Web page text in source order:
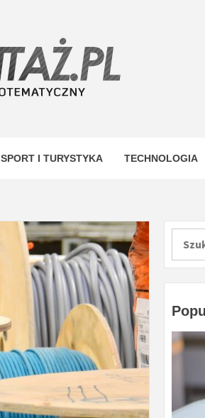
SPORT I TURYSTYKA TECHNOLOGIA